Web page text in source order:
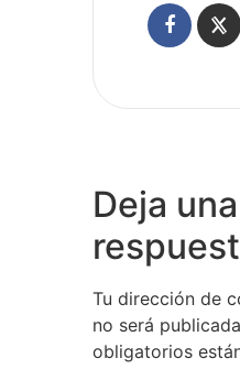
Deja una
Tu dirección de
no será
obligatorios